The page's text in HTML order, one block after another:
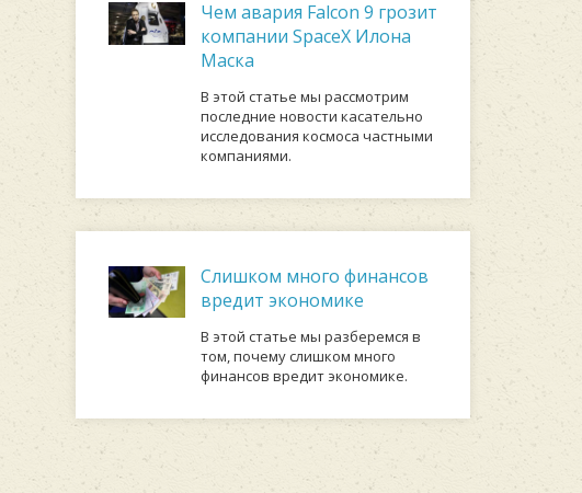
Чем авария Falcon 9 грозит
компании SpaceX Илона
Маска
В этой статье мы рассмотрим
последние новости касательно
исследования космоса частными
компаниями.
Слишком много финансов
вредит экономике
В этой статье мы разберемся в
том, почему слишком много
финансов вредит экономике.